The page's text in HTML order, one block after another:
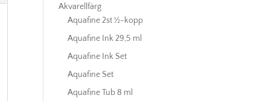
Akvarellfärg
Aquafine 2st ½-kopp
Aquafine Ink 29,5 ml
Aquafine Ink Set
Aquafine Set
Aquafine Tub 8 ml